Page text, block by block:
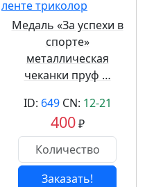
Медаль «За успехи в
спорте»
металлическая
чеканки пруф …
ID: 649CN: 12-21
400₽
Заказать!